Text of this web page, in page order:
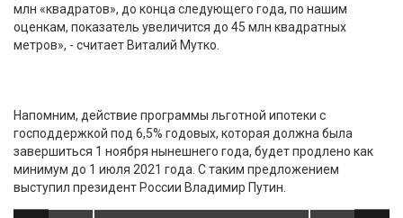
млн «квадратов», до конца следующего года, по нашим
оценкам, показатель увеличится до 45 млн квадратных
метров», - считает Виталий Мутко.
Напомним, действие программы льготной ипотеки с
господдержкой под 6,5% годовых, которая должна была
завершиться 1 ноября нынешнего года, будет продлено как
минимум до 1 июля 2021 года. С таким предложением
выступил президент России Владимир Путин.